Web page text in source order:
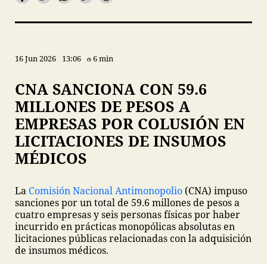
16 Jun 2026 13:06 6 min
CNA SANCIONA CON 59.6
MILLONES DE PESOS A
EMPRESAS POR COLUSIÓN EN
LICITACIONES DE INSUMOS
MÉDICOS
La Comisión Nacional Antimonopolio (CNA) impuso
sanciones por un total de 59.6 millones de pesos a
cuatro empresas y seis personas físicas por haber
incurrido en prácticas monopólicas absolutas en
licitaciones públicas relacionadas con la adquisición
de insumos médicos.